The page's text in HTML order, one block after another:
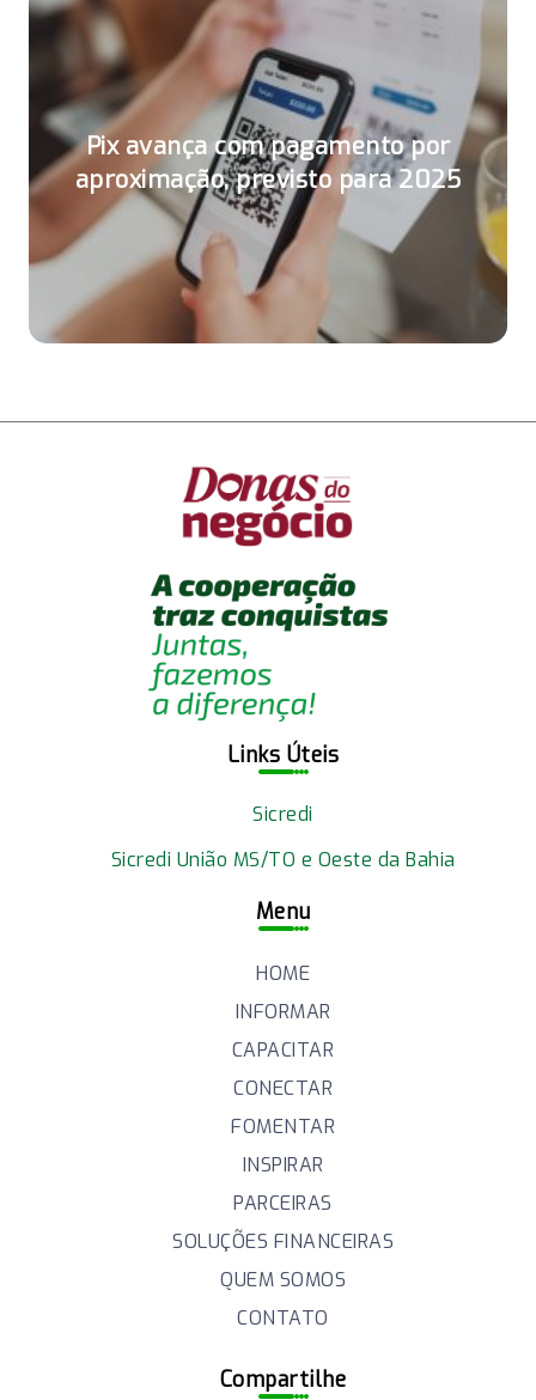
Pix avança com pagamento por
aproximação, previsto para 2025
Links Úteis
Sicredi
Sicredi União MS/TO e Oeste da Bahia
Menu
HOME
INFORMAR
CAPACITAR
CONECTAR
FOMENTAR
INSPIRAR
PARCEIRAS
SOLUÇÕES FINANCEIRAS
QUEM SOMOS
CONTATO
Compartilhe